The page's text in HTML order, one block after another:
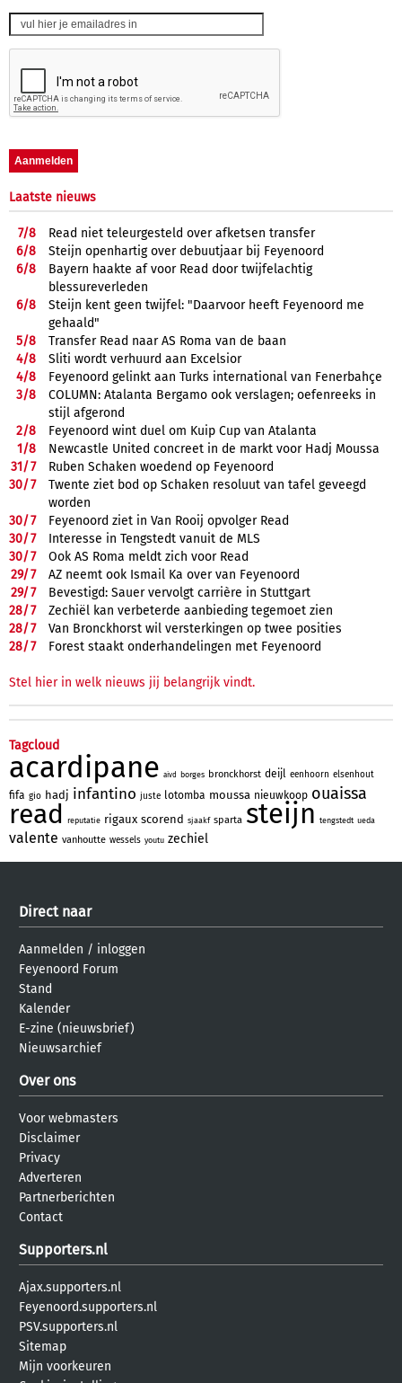
Laatste nieuws
7/8
Read niet teleurgesteld over afketsen transfer
6/8
Steijn openhartig over debuutjaar bij Feyenoord
6/8
Bayern haakte af voor Read door twijfelachtig
blessureverleden
6/8
Steijn kent geen twijfel: "Daarvoor heeft Feyenoord me
gehaald"
5/8
Transfer Read naar AS Roma van de baan
4/8
Sliti wordt verhuurd aan Excelsior
4/8
Feyenoord gelinkt aan Turks international van Fenerbahçe
3/8
COLUMN: Atalanta Bergamo ook verslagen; oefenreeks in
stijl afgerond
2/8
Feyenoord wint duel om Kuip Cup van Atalanta
1/8
Newcastle United concreet in de markt voor Hadj Moussa
31/7
Ruben Schaken woedend op Feyenoord
30/7
Twente ziet bod op Schaken resoluut van tafel geveegd
worden
30/7
Feyenoord ziet in Van Rooij opvolger Read
30/7
Interesse in Tengstedt vanuit de MLS
30/7
Ook AS Roma meldt zich voor Read
29/7
AZ neemt ook Ismail Ka over van Feyenoord
29/7
Bevestigd: Sauer vervolgt carrière in Stuttgart
28/7
Zechiël kan verbeterde aanbieding tegemoet zien
28/7
Van Bronckhorst wil versterkingen op twee posities
28/7 Forest staakt onderhandelingen met Feyenoord
Stel hier in welk nieuws jij belangrijk vindt.
Tagcloud
acardipane aivd borges bronckhorst deijl eenhoorn elsenhout
fifa gio hadj infantino juste lotomba moussa nieuwkoop ouaissa
read reputatie rigaux scorend sjaakf sparta steijn tengstedt ueda
valente vanhoutte wessels youtu zechiel
Direct naar
Aanmelden / inloggen
Feyenoord Forum
Stand
Kalender
E-zine (nieuwsbrief)
Nieuwsarchief
Over ons
Voor webmasters
Disclaimer
Privacy
Adverteren
Partnerberichten
Contact
Supporters.nl
Ajax.supporters.nl
Feyenoord.supporters.nl
PSV.supporters.nl
Sitemap
Mijn voorkeuren